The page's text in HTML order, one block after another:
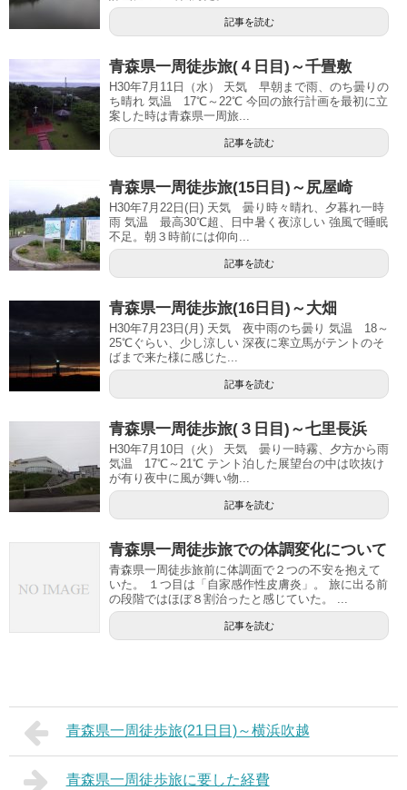
記事を読む
青森県一周徒歩旅(４日目)～千畳敷
H30年7月11日（水） 天気 早朝まで雨、のち曇りの
ち晴れ 気温 17℃～22℃ 今回の旅行計画を最初に立
案した時は青森県一周旅...
記事を読む
青森県一周徒歩旅(15日目)～尻屋崎
H30年7月22日(日) 天気 曇り時々晴れ、夕暮れ一時
雨 気温 最高30℃超、日中暑く夜涼しい 強風で睡眠
不足。朝３時前には仰向...
記事を読む
青森県一周徒歩旅(16日目)～大畑
H30年7月23日(月) 天気 夜中雨のち曇り 気温 18～
25℃ぐらい、少し涼しい 深夜に寒立馬がテントのそ
ばまで来た様に感じた...
記事を読む
青森県一周徒歩旅(３日目)～七里長浜
H30年7月10日（火） 天気 曇り一時霧、夕方から雨
気温 17℃～21℃ テント泊した展望台の中は吹抜け
が有り夜中に風が舞い物...
記事を読む
青森県一周徒歩旅での体調変化について
青森県一周徒歩旅前に体調面で２つの不安を抱えて
いた。 １つ目は「自家感作性皮膚炎」。 旅に出る前
の段階ではほぼ８割治ったと感じていた。 ...
記事を読む
青森県一周徒歩旅(21日目)～横浜吹越
青森県一周徒歩旅に要した経費